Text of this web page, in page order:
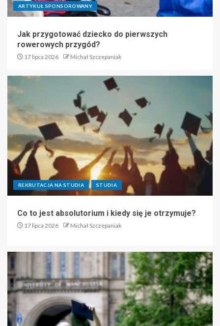
ARTYKUŁ SPONSOROWANY
Jak przygotować dziecko do pierwszych
rowerowych przygód?
17 lipca 2026 Michał Szczepaniak
REKRUTACJA NA STUDIA STUDIA
Co to jest absolutorium i kiedy się je otrzymuje?
17 lipca 2026 Michał Szczepaniak